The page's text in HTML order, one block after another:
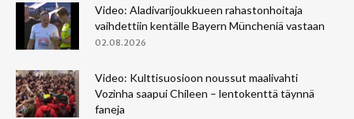
Video: Aladivarijoukkueen rahastonhoitaja
vaihdettiin kentälle Bayern Müncheniä vastaan
02.08.2026
Video: Kulttisuosioon noussut maalivahti
Vozinha saapui Chileen – lentokenttä täynnä
faneja